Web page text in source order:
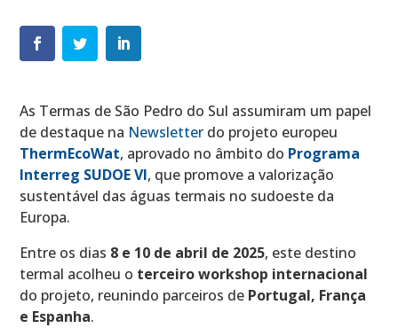
As Termas de São Pedro do Sul assumiram um papel
de destaque na Newsletter do projeto europeu
ThermEcoWat, aprovado no âmbito do Programa
Interreg SUDOE VI, que promove a valorização
sustentável das águas termais no sudoeste da
Europa.
Entre os dias 8 e 10 de abril de 2025, este destino
termal acolheu o terceiro workshop internacional
do projeto, reunindo parceiros de Portugal, França
e Espanha.